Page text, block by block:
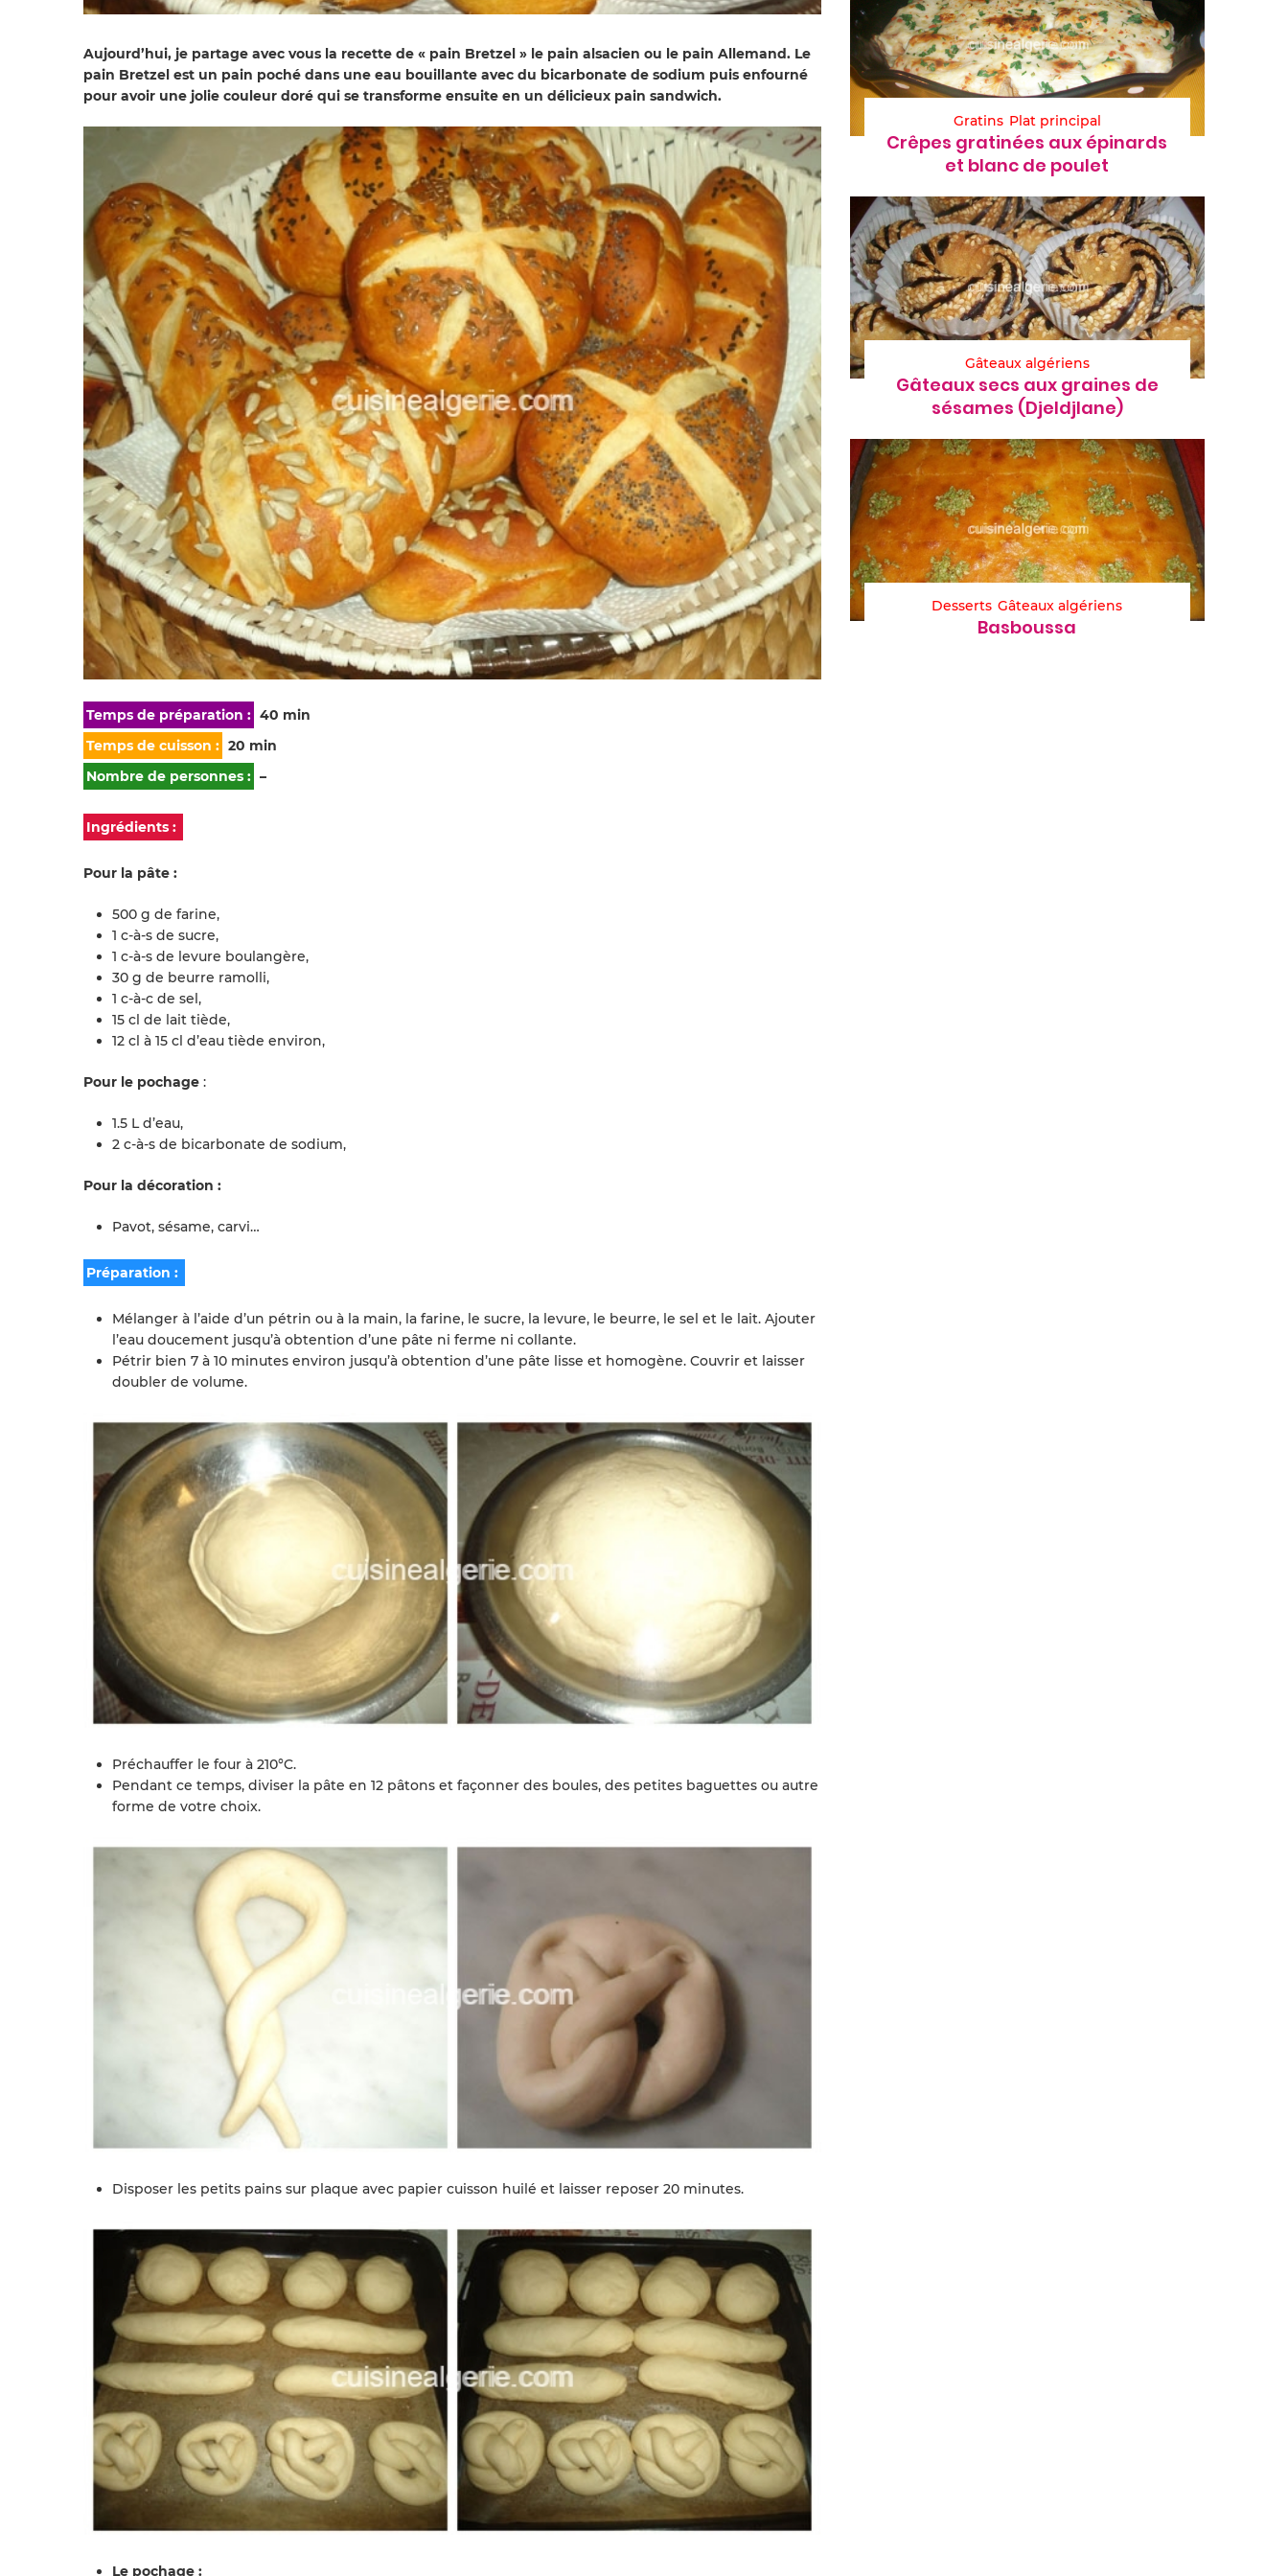
Aujourd’hui, je partage avec vous la recette de « pain Bretzel » le pain alsacien ou le pain Allemand. Le
pain Bretzel est un pain poché dans une eau bouillante avec du bicarbonate de sodium puis enfourné
pour avoir une jolie couleur doré qui se transforme ensuite en un délicieux pain sandwich.
Temps de préparation : 40 min
Temps de cuisson : 20 min
Nombre de personnes : –
Ingrédients :
Pour la pâte :
500 g de farine,
1 c-à-s de sucre,
1 c-à-s de levure boulangère,
30 g de beurre ramolli,
1 c-à-c de sel,
15 cl de lait tiède,
12 cl à 15 cl d’eau tiède environ,
Pour le pochage :
1.5 L d’eau,
2 c-à-s de bicarbonate de sodium,
Pour la décoration :
Pavot, sésame, carvi…
Préparation :
Mélanger à l’aide d’un pétrin ou à la main, la farine, le sucre, la levure, le beurre, le sel et le lait. Ajouter
l’eau doucement jusqu’à obtention d’une pâte ni ferme ni collante.
Pétrir bien 7 à 10 minutes environ jusqu’à obtention d’une pâte lisse et homogène. Couvrir et laisser
doubler de volume.
Préchauffer le four à 210°C.
Pendant ce temps, diviser la pâte en 12 pâtons et façonner des boules, des petites baguettes ou autre
forme de votre choix.
Disposer les petits pains sur plaque avec papier cuisson huilé et laisser reposer 20 minutes.
Le pochage :
Gratins Plat principal
Crêpes gratinées aux épinards
et blanc de poulet
Gâteaux algériens
Gâteaux secs aux graines de
sésames (Djeldjlane)
Desserts Gâteaux algériens
Basboussa